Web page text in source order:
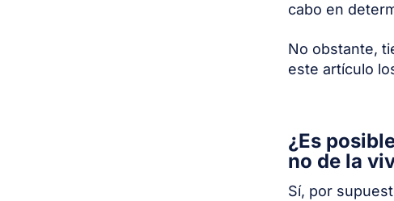
cabo en
No obstante,
este artículo
¿Es
no de la
Sí, por